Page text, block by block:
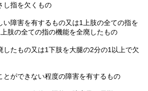
し指を欠くもの
い障害を有するもの又は1上肢の全ての指を
肢の全ての指の機能を全廃したもの
したもの又は1下肢を大腿の2分の1以上で欠
とができない程度の障害を有するもの